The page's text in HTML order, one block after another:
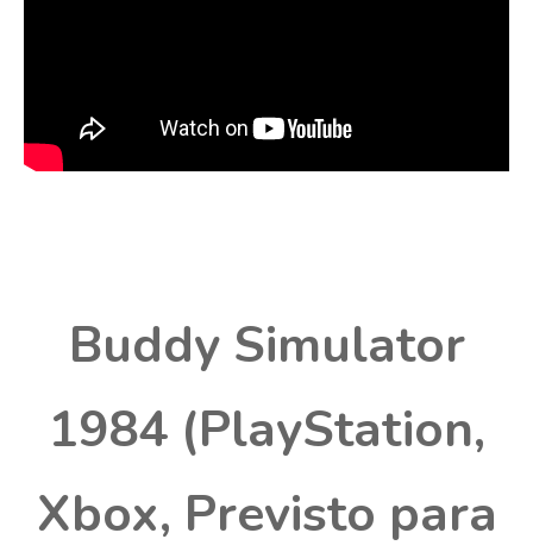
Buddy Simulator
1984 (PlayStation,
Xbox, Previsto para